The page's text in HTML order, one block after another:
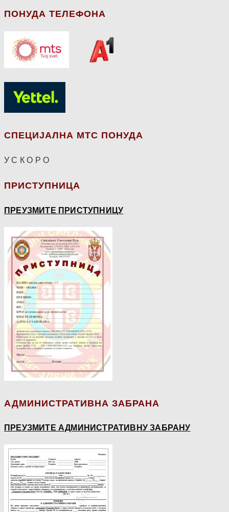
ПОНУДА ТЕЛЕФОНА
СПЕЦИЈАЛНА МТС ПОНУДА
У С К О Р О
ПРИСТУПНИЦА
ПРЕУЗМИТЕ ПРИСТУПНИЦУ
АДМИНИСТРАТИВНА ЗАБРАНА
ПРЕУЗМИТЕ АДМИНИСТРАТИВНУ ЗАБРАНУ